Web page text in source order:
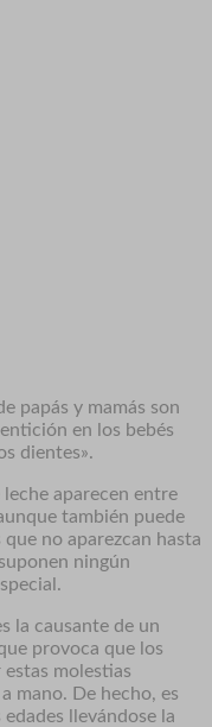
papás y mamás son
en los bebés
dientes».
aparecen entre
también puede
no aparezcan hasta
ningún
la causante de un
provoca que los
molestias
mano. De hecho, es
llevándose la